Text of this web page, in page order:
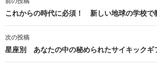
稿
ナ
ビ
ゲ
これからの時代に必須！ 新しい地球の学校で
次の投稿
星座別 あなたの中の秘められたサイキックギ